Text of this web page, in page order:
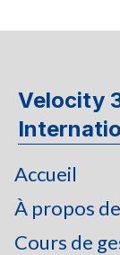
Velocity
Accueil
À propos
Cours de